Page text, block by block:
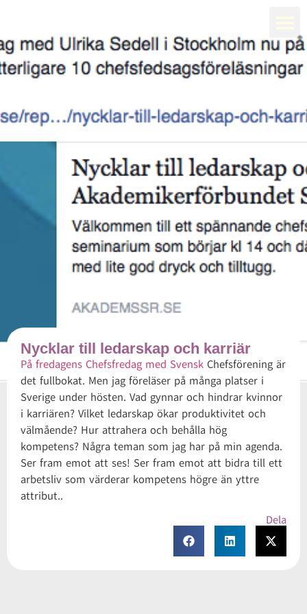
Nycklar till ledarskap och karriär
På fredagens Chefsfredag med Svensk Chefsförening är
det fullbokat. Men jag föreläser på många platser i
Sverige under hösten. Vad gynnar och hindrar kvinnor
i karriären? Vilket ledarskap ökar produktivitet och
välmående? Hur attrahera och behålla hög
kompetens? Några teman som jag har på min agenda.
Ser fram emot att ses! Ser fram emot att bidra till ett
arbetsliv som värderar kompetens högre än yttre
attribut..
Dela